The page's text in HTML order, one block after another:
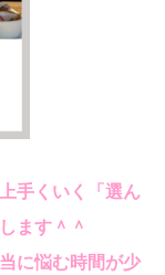
手くいく「選ん
ます＾＾
に悩む時間が少